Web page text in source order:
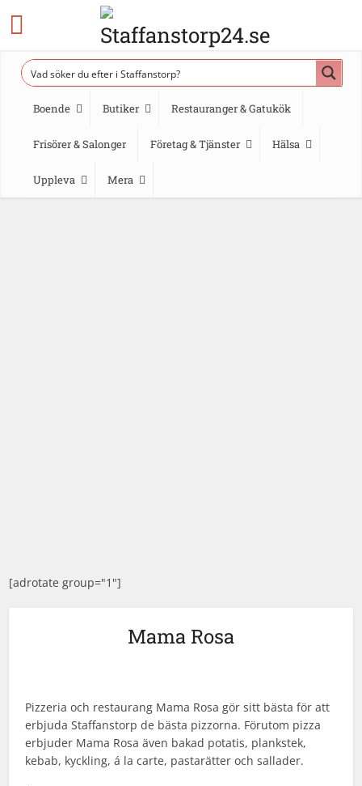
Boende Butiker Restauranger & Gatukök
Frisörer & Salonger Företag & Tjänster Hälsa
Uppleva Mera
[adrotate group="1"]
Mama Rosa
Pizzeria och restaurang Mama Rosa gör sitt bästa för att
erbjuda Staffanstorp de bästa pizzorna. Förutom pizza
erbjuder Mama Rosa även bakad potatis, plankstek,
kebab, kyckling, á la carte, pastarätter och sallader.